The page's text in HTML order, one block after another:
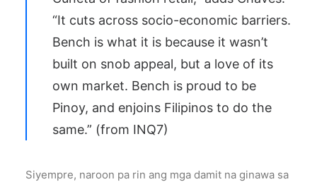
“It cuts across socio-economic barriers.
Bench is what it is because it wasn’t
built on snob appeal, but a love of its
own market. Bench is proud to be
Pinoy, and enjoins Filipinos to do the
same.” (from INQ7)
Siyempre, naroon pa rin ang mga damit na ginawa sa